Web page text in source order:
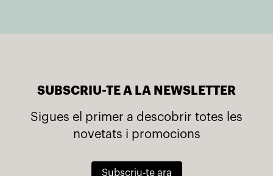
SUBSCRIU-TE A LA NEWSLETTER
Sigues el primer a descobrir totes les
novetats i promocions
Subscriu-te ara